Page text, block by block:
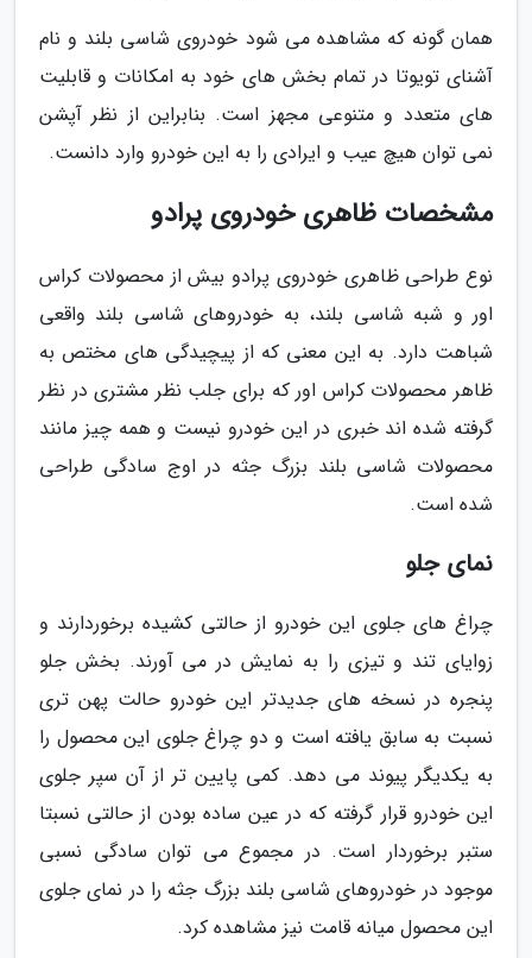
همان گونه که مشاهده می شود خودروی شاسی بلند و نام
آشنای تویوتا در تمام بخش های خود به امکانات و قابلیت
های متعدد و متنوعی مجهز است. بنابراین از نظر آپشن
نمی توان هیچ عیب و ایرادی را به این خودرو وارد دانست.
مشخصات ظاهری خودروی پرادو
نوع طراحی ظاهری خودروی پرادو بیش از محصولات کراس
اور و شبه شاسی بلند، به خودروهای شاسی بلند واقعی
شباهت دارد. به این معنی که از پیچیدگی های مختص به
ظاهر محصولات کراس اور که برای جلب نظر مشتری در نظر
گرفته شده اند خبری در این خودرو نیست و همه چیز مانند
محصولات شاسی بلند بزرگ جثه در اوج سادگی طراحی
شده است.
نمای جلو
چراغ های جلوی این خودرو از حالتی کشیده برخوردارند و
زوایای تند و تیزی را به نمایش در می آورند. بخش جلو
پنجره در نسخه های جدیدتر این خودرو حالت پهن تری
نسبت به سابق یافته است و دو چراغ جلوی این محصول را
به یکدیگر پیوند می دهد. کمی پایین تر از آن سپر جلوی
این خودرو قرار گرفته که در عین ساده بودن از حالتی نسبتا
ستبر برخوردار است. در مجموع می توان سادگی نسبی
موجود در خودروهای شاسی بلند بزرگ جثه را در نمای جلوی
این محصول میانه قامت نیز مشاهده کرد.